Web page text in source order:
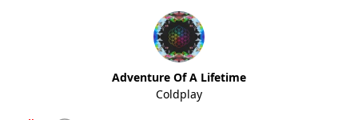
Adventure Of A Lifetime
Coldplay